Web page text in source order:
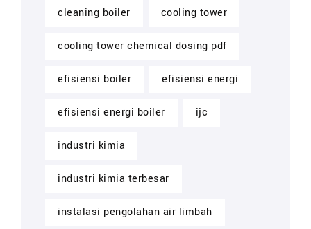
cleaning boiler cooling tower
cooling tower chemical dosing pdf
efisiensi boiler efisiensi energi
efisiensi energi boiler ijc
industri kimia
industri kimia terbesar
instalasi pengolahan air limbah